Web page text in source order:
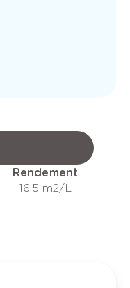
Rendement
16.5 m2/L